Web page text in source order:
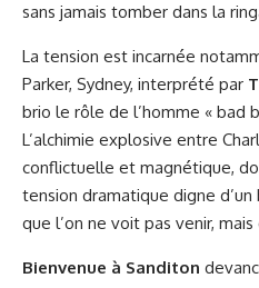
sans jamais tomber dans la
La tension est incarnée
Parker, Sydney, interprété par
brio le rôle de l’homme « bad
L’alchimie explosive entre
conflictuelle et magnétique,
tension dramatique digne
que l’on ne voit pas venir, mais
Bienvenue à Sanditon